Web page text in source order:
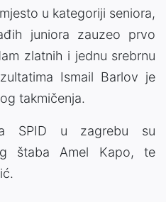
u kategoriji seniora,
juniora zauzeo prvo
zlatnih i jednu srebrnu
Ismail Barlov je
takmičenja.
SPID u zagrebu su
štaba Amel Kapo, te